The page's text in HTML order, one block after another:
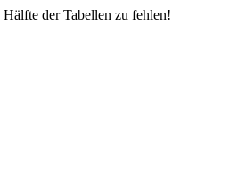
der Tabellen zu fehlen!